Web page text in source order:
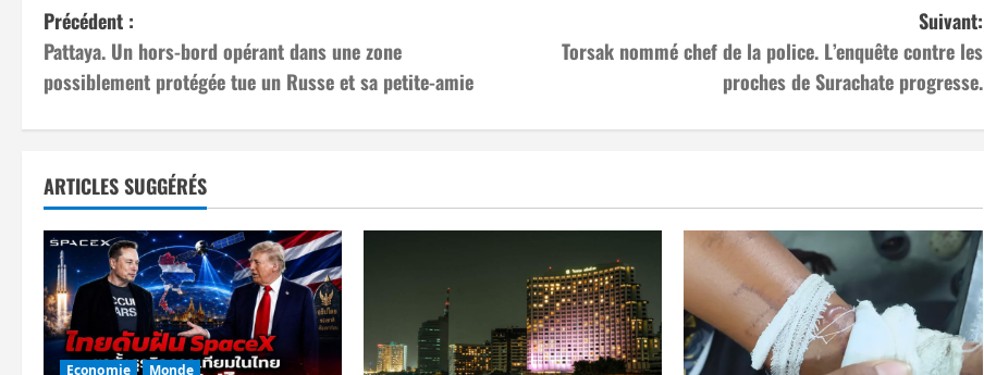
N
a
v
g
a
t
i
Précédent :
Pattaya. Un hors-bord opérant dans une zone
possiblement protégée tue un Russe et sa petite-amie
Suivant:
Torsak nommé chef de la police. L’enquête contre les
proches de Surachate progresse.
ARTICLES SUGGÉRÉS
Economie Monde